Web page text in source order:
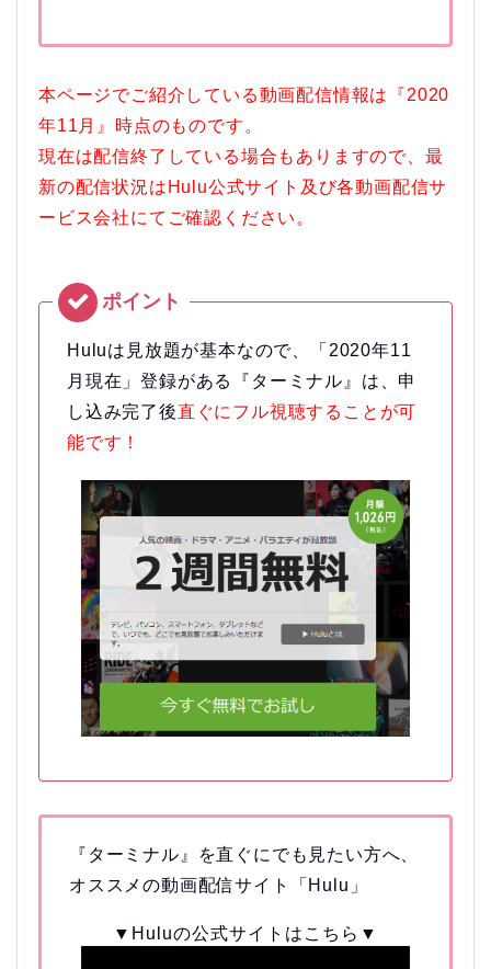
本ページでご紹介している動画配信情報は『2020
年11月』時点のものです。
現在は配信終了している場合もありますので、最
新の配信状況はHulu公式サイト及び各動画配信サ
ービス会社にてご確認ください。
Huluは見放題が基本なので、「2020年11
月現在」登録がある『ターミナル』は、申
し込み完了後直ぐにフル視聴することが可
能です！
『ターミナル』を直ぐにでも見たい方へ、
オススメの動画配信サイト「Hulu」
▼Huluの公式サイトはこちら▼